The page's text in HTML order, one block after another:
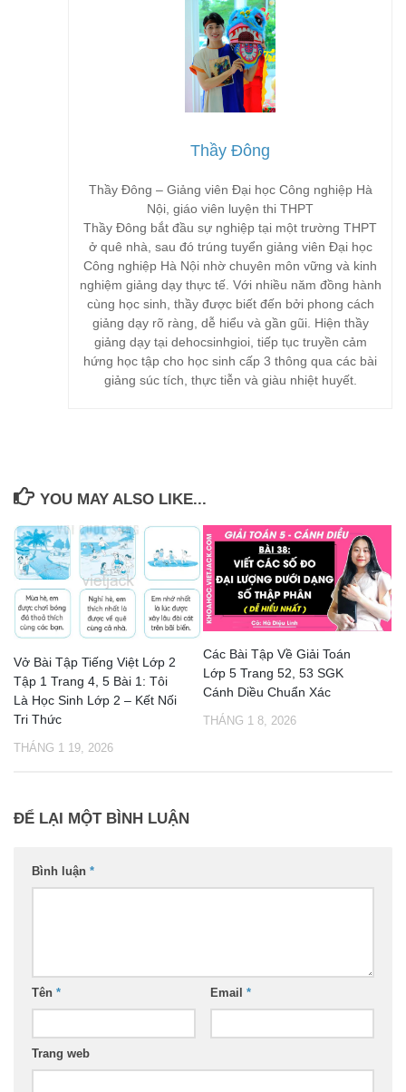
Thầy Đông
Thầy Đông – Giảng viên Đại học Công nghiệp Hà
Nội, giáo viên luyện thi THPT
Thầy Đông bắt đầu sự nghiệp tại một trường THPT
ở quê nhà, sau đó trúng tuyển giảng viên Đại học
Công nghiệp Hà Nội nhờ chuyên môn vững và kinh
nghiệm giảng dạy thực tế. Với nhiều năm đồng hành
cùng học sinh, thầy được biết đến bởi phong cách
giảng dạy rõ ràng, dễ hiểu và gần gũi. Hiện thầy
giảng dạy tại dehocsinhgioi, tiếp tục truyền cảm
hứng học tập cho học sinh cấp 3 thông qua các bài
giảng súc tích, thực tiễn và giàu nhiệt huyết.
YOU MAY ALSO LIKE...
Vở Bài Tập Tiếng Việt Lớp 2
Tập 1 Trang 4, 5 Bài 1: Tôi
Là Học Sinh Lớp 2 – Kết Nối
Tri Thức
THÁNG 1 19, 2026
Các Bài Tập Về Giải Toán
Lớp 5 Trang 52, 53 SGK
Cánh Diều Chuẩn Xác
THÁNG 1 8, 2026
ĐỂ LẠI MỘT BÌNH LUẬN
Bình luận *
Tên * Email *
Trang web